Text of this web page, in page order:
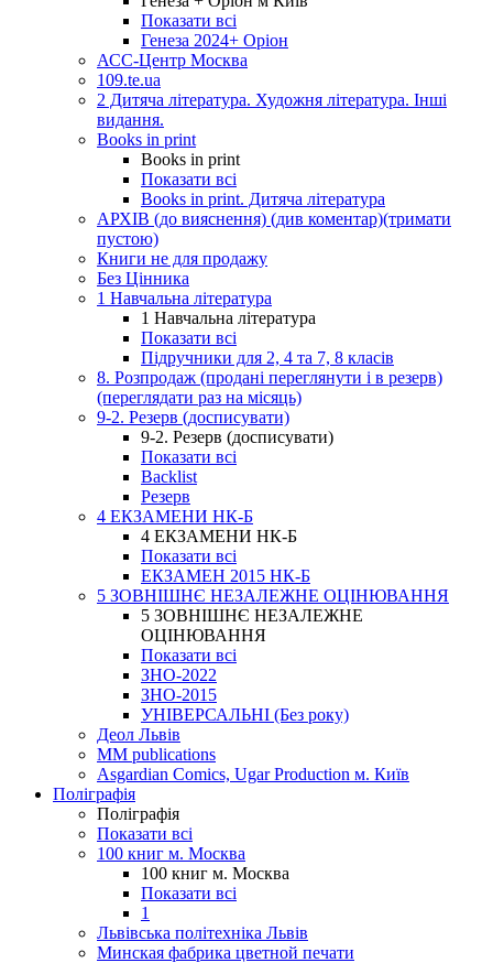
Показати всі
Генеза 2024+ Оріон
АСС-Центр Москва
109.te.ua
2 Дитяча література. Художня література. Інші
видання.
Books in print
Books in print
Показати всі
Books in print. Дитяча література
АРХІВ (до вияснення) (див коментар)(тримати
пустою)
Книги не для продажу
Без Цінника
1 Навчальна література
1 Навчальна література
Показати всі
Підручники для 2, 4 та 7, 8 класів
8. Розпродаж (продані переглянути і в резерв)
(переглядати раз на місяць)
9-2. Резерв (досписувати)
9-2. Резерв (досписувати)
Показати всі
Backlist
Резерв
4 ЕКЗАМЕНИ НК-Б
4 ЕКЗАМЕНИ НК-Б
Показати всі
ЕКЗАМЕН 2015 НК-Б
5 ЗОВНІШНЄ НЕЗАЛЕЖНЕ ОЦІНЮВАННЯ
5 ЗОВНІШНЄ НЕЗАЛЕЖНЕ
ОЦІНЮВАННЯ
Показати всі
ЗНО-2022
ЗНО-2015
УНІВЕРСАЛЬНІ (Без року)
Деол Львів
MM publications
Asgardian Comics, Ugar Production м. Київ
Поліграфія
Поліграфія
Показати всі
100 книг м. Москва
100 книг м. Москва
Показати всі
1
Львівська політехніка Львів
Минская фабрика цветной печати